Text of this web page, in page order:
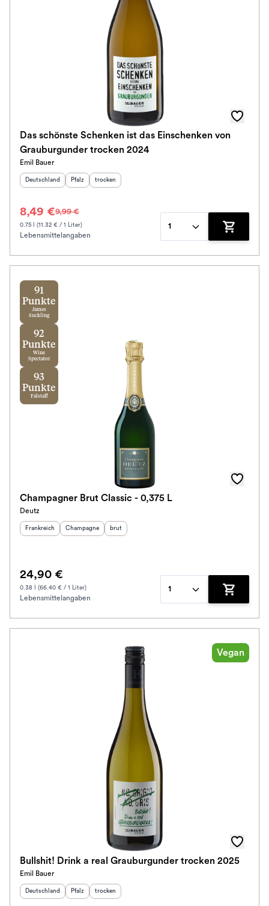
Das schönste Schenken ist das Einschenken von
Grauburgunder trocken 2024
Emil Bauer
Herkunftsland
Deutschland Herkunftsregion
Pfalz Geschmack
trocken
8,49 €9,99 €
0.75 l (11.32 € / 1 Liter)
Lebensmittelangaben
1
Zum
91
Punkte
James
Suckling
92
Punkte
Wine
Spectator
93
Punkte
Falstaff
Champagner Brut Classic - 0,375 L
Deutz
Herkunftsland
Frankreich Herkunftsregion :
Champagne Geschmack
brut
24,90 €
0.38 l (66.40 € / 1 Liter)
Lebensmittelangaben
1
Zum
Vegan
Bullshit! Drink a real Grauburgunder trocken 2025
Emil Bauer
Herkunftsland
Deutschland Herkunftsregion
Pfalz Geschmack
trocken